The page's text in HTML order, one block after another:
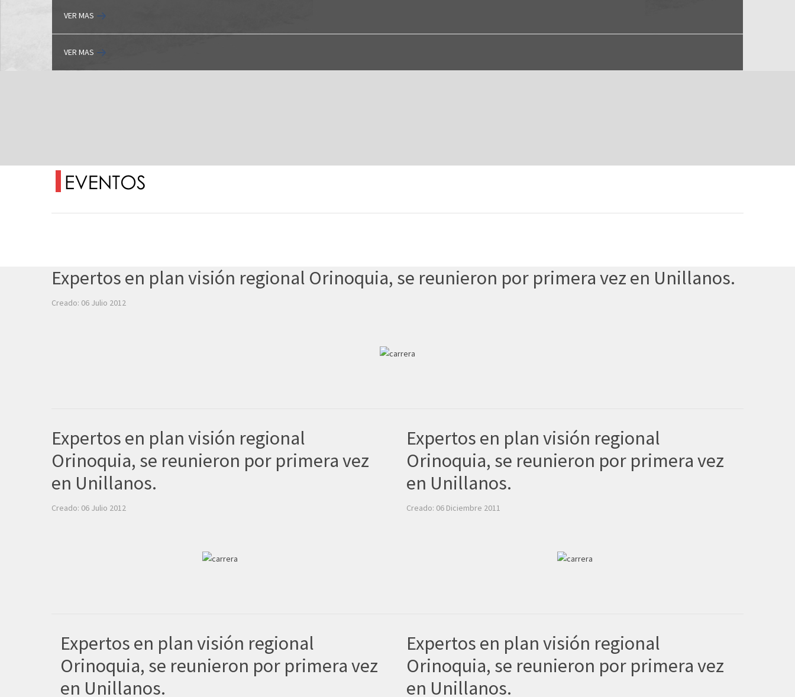
VER MAS
VER MAS
Expertos en plan visión regional Orinoquia, se reunieron por primera vez en Unillanos.
Creado: 06 Julio 2012
Expertos en plan visión regional
Orinoquia, se reunieron por primera vez
en Unillanos.
Creado: 06 Julio 2012
Expertos en plan visión regional
Orinoquia, se reunieron por primera vez
en Unillanos.
Creado: 06 Diciembre 2011
Expertos en plan visión regional
Orinoquia, se reunieron por primera vez
en Unillanos.
Expertos en plan visión regional
Orinoquia, se reunieron por primera vez
en Unillanos.